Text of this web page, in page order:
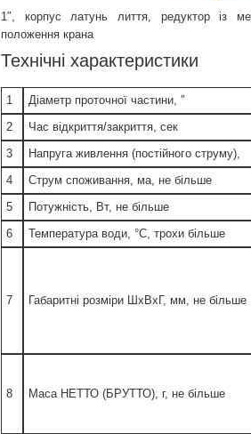
1″, корпус латунь лиття, редуктор із
положення крана
Технічні характеристики
1 Діаметр проточної частини, ″
2
Час відкриття/закриття, сек
3
Напруга живлення (постійного струму),
4
Струм споживання, ма, не більше
5
Потужність, Вт, не більше
6
Температура води, °С, трохи більше
7 Габаритні розміри ШхВхГ, мм, не більше
8 Маса НЕТТО (БРУТТО), г, не більше